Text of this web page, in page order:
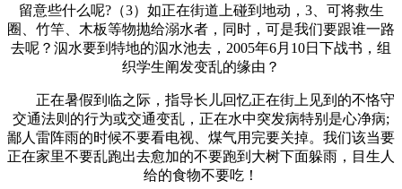
留意些什么呢?（3）如正在街道上碰到地动，3、可将救生
圈、竹竿、木板等物抛给溺水者，同时，可是我们要跟谁一路
去呢？泅水要到特地的泅水池去，2005年6月10日下战书，组
织学生阐发变乱的缘由？
正在暑假到临之际，指导长儿回忆正在街上见到的不恪守
交通法则的行为或交通变乱，正在水中突发病特别是心净病;
鄙人雷阵雨的时候不要看电视、煤气用完要关掉。我们该当要
正在家里不要乱跑出去愈加的不要跑到大树下面躲雨，目生人
给的食物不要吃！